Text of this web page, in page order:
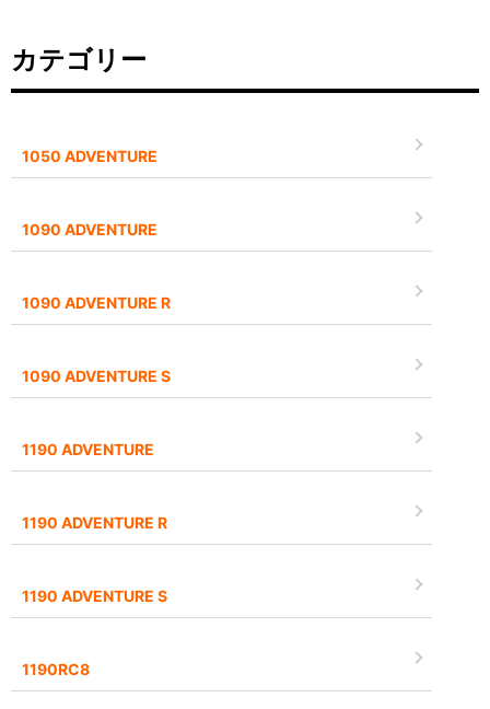
カテゴリー
1050 ADVENTURE
1090 ADVENTURE
1090 ADVENTURE R
1090 ADVENTURE S
1190 ADVENTURE
1190 ADVENTURE R
1190 ADVENTURE S
1190RC8